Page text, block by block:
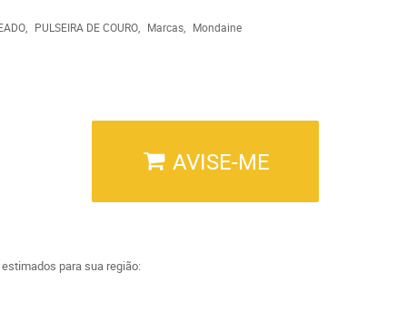
PULSEIRA DE COURO Marcas Mondaine
AVISE-ME
para sua região: